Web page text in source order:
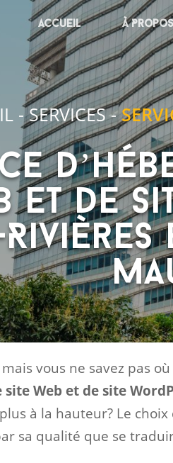
Accueil À Propos
-SERVICES-
et de
vous ne savez pas
Web et de site
à la hauteur? Le
sa qualité que se